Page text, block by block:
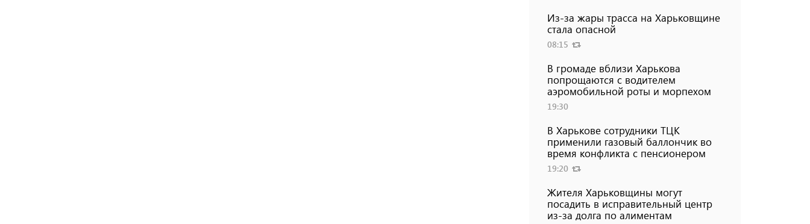
Из-за жары трасса на Харьковщине
стала опасной
08:15
В громаде вблизи Харькова
попрощаются с водителем
аэромобильной роты и морпехом
19:30
В Харькове сотрудники ТЦК
применили газовый баллончик во
время конфликта с пенсионером
19:20
Жителя Харьковщины могут
посадить в исправительный центр
из-за долга по алиментам